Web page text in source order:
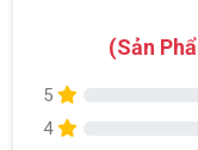
(Sản
5
4